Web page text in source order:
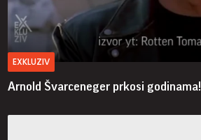
EXKLUZIV
Arnold Švarceneger prkosi godinama!